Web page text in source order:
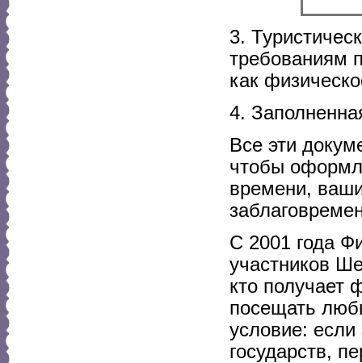
3.
требованиям
как
4.
Все эти
чтобы
времени,
С 2001 года
участников
кто получает
посещать
условие:
государств,